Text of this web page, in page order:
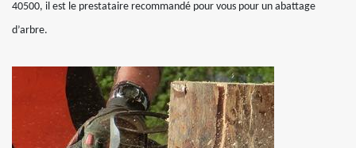
40500, il est le prestataire recommandé pour vous pour un abattage
d’arbre.